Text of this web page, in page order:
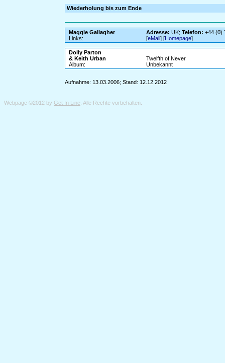
Wiederholung bis zum Ende
Maggie Gallagher Adresse: UK;Telefon: +44 (0)
Links:
[eMail] [Homepage]
Dolly Parton
& Keith Urban
Twelfth of Never
Album:
Unbekannt
Aufnahme: 13.03.2006; Stand: 12.12.2012
Webpage ©2012 by Get In Line . Alle Rechte vorbehalten.